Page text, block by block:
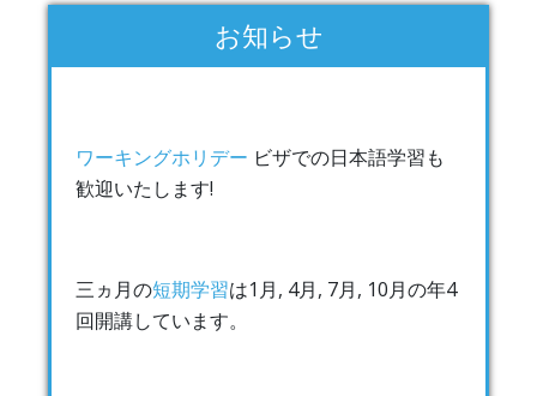
お知らせ
ワーキングホリデー ビザでの日本語学習も
歓迎いたします!
三ヵ月の短期学習は1月, 4月, 7月, 10月の年4
回開講しています。